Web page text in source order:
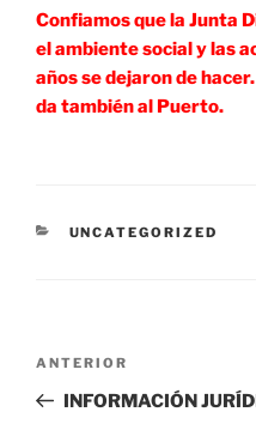
Confiamos que la Junta
el ambiente social y las
años se dejaron de
da también al Puerto.
CATEGORÍAS
UNCATEGORIZED
entradas
Entrada
anterior:
ANTERIOR
INFORMACIÓN